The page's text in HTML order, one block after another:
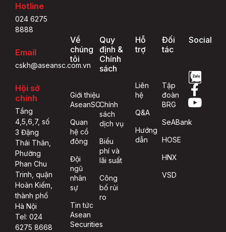
Hotline
024 6275
8888
Email
cskh@aseansc.com.vn
Hội sở
chính
Tầng
4,5,6,7, số
3 Đặng
Thái Thân,
Phường
Phan Chu
Trinh, quận
Hoàn Kiếm,
thành phố
Hà Nội
Tel: 024
6275 8668
Về
chúng
tôi
Giới thiệu
AseanSC
Quan
hệ cổ
đông
Đội
ngũ
nhân
sự
Tin tức
Asean
Securities
Quy
định &
Chính
sách
Chính
sách
dịch vụ
Biểu
phí và
lãi suất
Công
bố rủi
ro
Hỗ
trợ
Liên
hệ
Q&A
Hướng
dẫn
Đối
tác
Tập
đoàn
BRG
SeABank
HOSE
HNX
VSD
Social